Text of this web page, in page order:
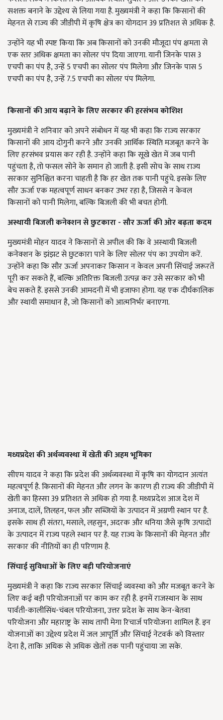
सशक्त बनाने के उद्देश्य से लिया गया है. मुख्यमंत्री ने कहा कि किसानों की
मेहनत से राज्य की जीडीपी में कृषि क्षेत्र का योगदान 39 प्रतिशत से अधिक है.
उन्होंने यह भी स्पष्ट किया कि अब किसानों को उनकी मौजूदा पंप क्षमता से
एक स्तर अधिक क्षमता का सोलर पंप दिया जाएगा. यानी जिनके पास 3
एचपी का पंप है, उन्हें 5 एचपी का सोलर पंप मिलेगा और जिनके पास 5
एचपी का पंप है, उन्हें 7.5 एचपी का सोलर पंप मिलेगा.
किसानों की आय बढ़ाने के लिए सरकार की हरसंभव कोशिश
मुख्यमंत्री ने शनिवार को अपने संबोधन में यह भी कहा कि राज्य सरकार
किसानों की आय दोगुनी करने और उनकी आर्थिक स्थिति मजबूत करने के
लिए हरसंभव प्रयास कर रही है. उन्होंने कहा कि सूखे खेत में जब पानी
पहुंचता है, तो फसल सोने के समान हो जाती है. इसी सोच के साथ राज्य
सरकार सुनिश्चित करना चाहती है कि हर खेत तक पानी पहुंचे. इसके लिए
सौर ऊर्जा एक महत्वपूर्ण साधन बनकर उभर रहा है, जिससे न केवल
किसानों को पानी मिलेगा, बल्कि बिजली की भी बचत होगी.
अस्थायी बिजली कनेक्शन से छुटकारा - सौर ऊर्जा की ओर बढ़ता कदम
मुख्यमंत्री मोहन यादव ने किसानों से अपील की कि वे अस्थायी बिजली
कनेक्शन के झंझट से छुटकारा पाने के लिए सोलर पंप का उपयोग करें.
उन्होंने कहा कि सौर ऊर्जा अपनाकर किसान न केवल अपनी सिंचाई जरूरतें
पूरी कर सकते हैं, बल्कि अतिरिक्त बिजली उत्पन्न कर उसे सरकार को भी
बेच सकते हैं. इससे उनकी आमदनी में भी इजाफा होगा. यह एक दीर्घकालिक
और स्थायी समाधान है, जो किसानों को आत्मनिर्भर बनाएगा.
मध्यप्रदेश की अर्थव्यवस्था में खेती की अहम भूमिका
सीएम यादव ने कहा कि प्रदेश की अर्थव्यवस्था में कृषि का योगदान अत्यंत
महत्वपूर्ण है. किसानों की मेहनत और लगन के कारण ही राज्य की जीडीपी में
खेती का हिस्सा 39 प्रतिशत से अधिक हो गया है. मध्यप्रदेश आज देश में
अनाज, दालें, तिलहन, फल और सब्जियों के उत्पादन में अग्रणी स्थान पर है.
इसके साथ ही संतरा, मसाले, लहसुन, अदरक और धनिया जैसे कृषि उत्पादों
के उत्पादन में राज्य पहले स्थान पर है. यह राज्य के किसानों की मेहनत और
सरकार की नीतियों का ही परिणाम है.
सिंचाई सुविधाओं के लिए बड़ी परियोजनाएं
मुख्यमंत्री ने कहा कि राज्य सरकार सिंचाई व्यवस्था को और मजबूत करने के
लिए कई बड़ी परियोजनाओं पर काम कर रही है. इनमें राजस्थान के साथ
पार्वती-कालीसिंध-चंबल परियोजना, उत्तर प्रदेश के साथ केन-बेतवा
परियोजना और महाराष्ट्र के साथ तापी मेगा रिचार्ज परियोजना शामिल हैं. इन
योजनाओं का उद्देश्य प्रदेश में जल आपूर्ति और सिंचाई नेटवर्क को विस्तार
देना है, ताकि अधिक से अधिक खेतों तक पानी पहुंचाया जा सके.